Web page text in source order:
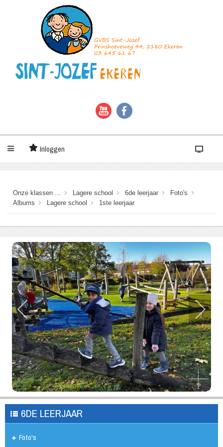
Inloggen
Onze klassen ... Lagere school 6de leerjaar
Foto's
Albums
Lagere school 1ste leerjaar
6DE LEERJAAR
Foto's